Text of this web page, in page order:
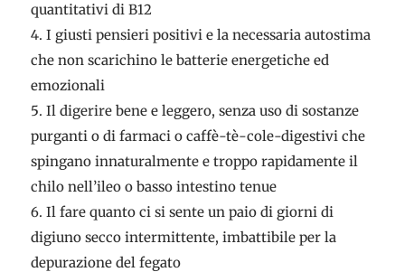
quantitativi di B12
I giusti pensieri positivi e la necessaria autostima
che non scarichino le batterie energetiche ed
emozionali
Il digerire bene e leggero, senza uso di sostanze
purganti o di farmaci o caffè-tè-cole-digestivi che
spingano innaturalmente e troppo rapidamente il
chilo nell’ileo o basso intestino tenue
Il fare quanto ci si sente un paio di giorni di
digiuno secco intermittente, imbattibile per la
depurazione del fegato